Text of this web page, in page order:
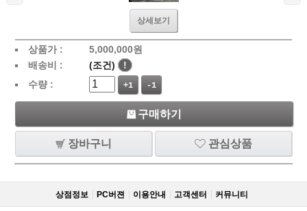
상세보기
상품가 : 5,000,000원
배송비 :
(조건)
!
수량 :
+1 -1
구매하기
장바구니 관심상품
상점정보 PC버젼 이용안내 고객센터 커뮤니티